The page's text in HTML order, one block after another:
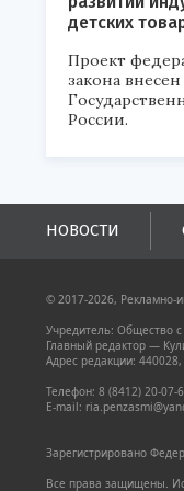
детских
Проект
закона внесен
России.
НОВОСТИ
© 2017-2026, Рекламно-
Учредитель: Общество с
Главный редактор —
Адрес редакции:
Телефон: 8 (8412) 20-07-
E-mail:
Зарегистрировано
Все права защищены.